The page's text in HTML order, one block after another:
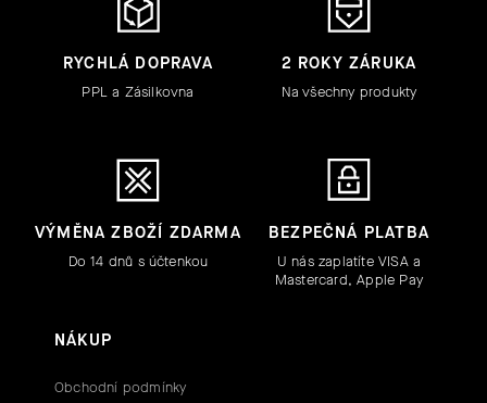
RYCHLÁ DOPRAVA
PPL a Zásilkovna
2 ROKY ZÁRUKA
Na všechny produkty
VÝMĚNA ZBOŽÍ ZDARMA
Do 14 dnů s účtenkou
BEZPEČNÁ PLATBA
U nás zaplatíte VISA a
Mastercard, Apple Pay
NÁKUP
Obchodní podmínky